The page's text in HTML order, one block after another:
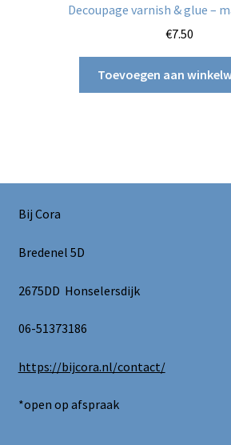
Decoupage varnish & glue –
€7.50
Toevoegen aan
Bij Cora
Bredenel 5D
2675DD Honselersdijk
06-51373186
https://bijcora.nl/contact/
*open op afspraak